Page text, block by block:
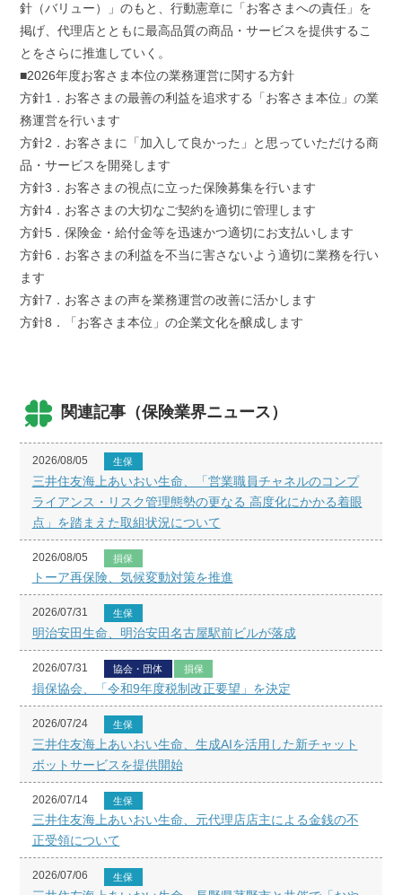
針（バリュー）」のもと、行動憲章に「お客さまへの責任」を
掲げ、代理店とともに最高品質の商品・サービスを提供するこ
とをさらに推進していく。
■2026年度お客さま本位の業務運営に関する方針
方針1．お客さまの最善の利益を追求する「お客さま本位」の業
務運営を行います
方針2．お客さまに「加入して良かった」と思っていただける商
品・サービスを開発します
方針3．お客さまの視点に立った保険募集を行います
方針4．お客さまの大切なご契約を適切に管理します
方針5．保険金・給付金等を迅速かつ適切にお支払いします
方針6．お客さまの利益を不当に害さないよう適切に業務を行い
ます
方針7．お客さまの声を業務運営の改善に活かします
方針8．「お客さま本位」の企業文化を醸成します
関連記事（保険業界ニュース）
2026/08/05 生保
三井住友海上あいおい生命、「営業職員チャネルのコンプ
ライアンス・リスク管理態勢の更なる 高度化にかかる着眼
点」を踏まえた取組状況について
2026/08/05 損保
トーア再保険、気候変動対策を推進
2026/07/31 生保
明治安田生命、明治安田名古屋駅前ビルが落成
2026/07/31 協会・団体 損保
損保協会、「令和9年度税制改正要望」を決定
2026/07/24 生保
三井住友海上あいおい生命、生成AIを活用した新チャット
ボットサービスを提供開始
2026/07/14 生保
三井住友海上あいおい生命、元代理店店主による金銭の不
正受領について
2026/07/06 生保